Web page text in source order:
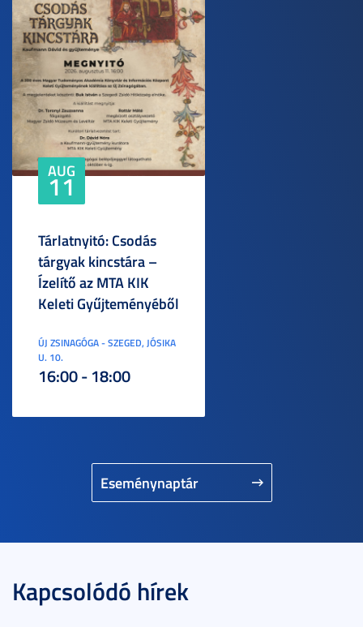
Eseménynaptár
AUG
11
Tárlatnyitó: Csodás
tárgyak kincstára –
Ízelítő az MTA KIK
Keleti Gyűjteményéből
ÚJ ZSINAGÓGA - SZEGED, JÓSIKA
U. 10.
16:00 - 18:00
Kapcsolódó hírek